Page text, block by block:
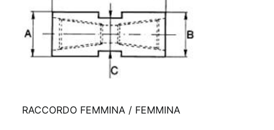
RACCORDO FEMMINA / FEMMINA